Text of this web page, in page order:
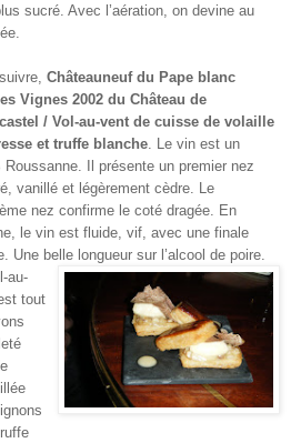
sucré. Avec l’aération, on devine au
Châteauneuf du Pape blanc
Vignes 2002 du Château de
/ Vol-au-vent de cuisse de volaille
et truffe blanche . Le vin est un
Roussanne. Il présente un premier nez
vanillé et légèrement cèdre. Le
nez confirme le coté dragée. En
le vin est fluide, vif, avec une finale
Une belle longueur sur l’alcool de poire.
au-
tout